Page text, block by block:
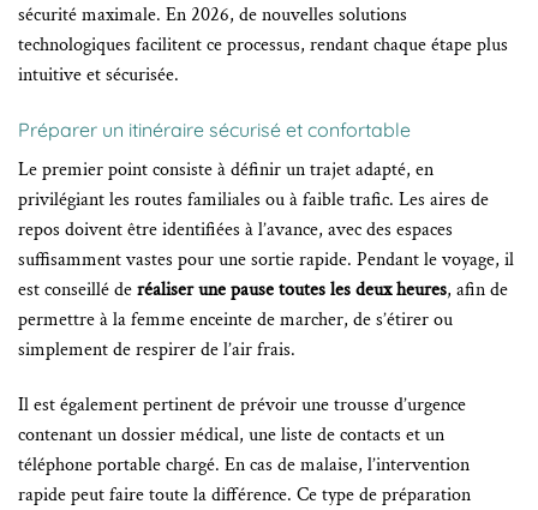
sécurité maximale. En 2026, de nouvelles solutions
technologiques facilitent ce processus, rendant chaque étape plus
intuitive et sécurisée.
Préparer un itinéraire sécurisé et confortable
Le premier point consiste à définir un trajet adapté, en
privilégiant les routes familiales ou à faible trafic. Les aires de
repos doivent être identifiées à l’avance, avec des espaces
suffisamment vastes pour une sortie rapide. Pendant le voyage, il
est conseillé deréaliser une pause toutes les deux heures, afin de
permettre à la femme enceinte de marcher, de s’étirer ou
simplement de respirer de l’air frais.
Il est également pertinent de prévoir une trousse d’urgence
contenant un dossier médical, une liste de contacts et un
téléphone portable chargé. En cas de malaise, l’intervention
rapide peut faire toute la différence. Ce type de préparation